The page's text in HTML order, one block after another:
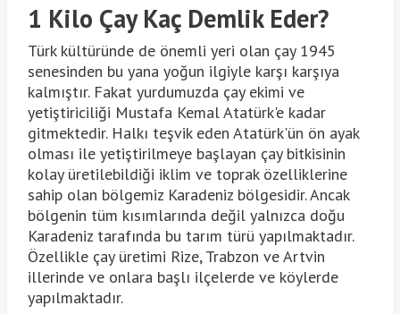
1 Kilo Çay Kaç Demlik Eder?
Türk kültüründe de önemli yeri olan çay 1945
senesinden bu yana yoğun ilgiyle karşı karşıya
kalmıştır. Fakat yurdumuzda çay ekimi ve
yetiştiriciliği Mustafa Kemal Atatürk'e kadar
gitmektedir. Halkı teşvik eden Atatürk'ün ön ayak
olması ile yetiştirilmeye başlayan çay bitkisinin
kolay üretilebildiği iklim ve toprak özelliklerine
sahip olan bölgemiz Karadeniz bölgesidir. Ancak
bölgenin tüm kısımlarında değil yalnızca doğu
Karadeniz tarafında bu tarım türü yapılmaktadır.
Özellikle çay üretimi Rize, Trabzon ve Artvin
illerinde ve onlara başlı ilçelerde ve köylerde
yapılmaktadır.